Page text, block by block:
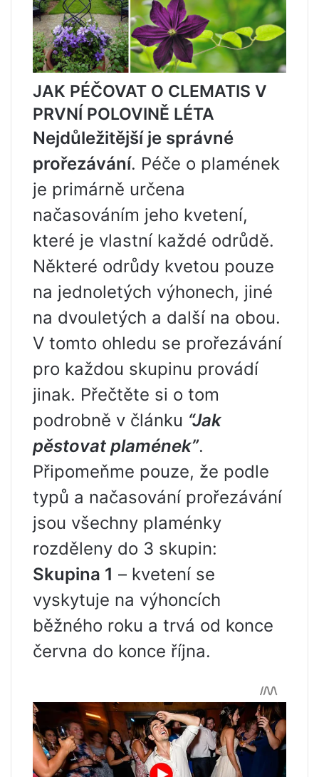
JAK PÉČOVAT O CLEMATIS V
PRVNÍ POLOVINĚ LÉTA
Nejdůležitější je správné
prořezávání. Péče o plamének
je primárně určena
načasováním jeho kvetení,
které je vlastní každé odrůdě.
Některé odrůdy kvetou pouze
na jednoletých výhonech, jiné
na dvouletých a další na obou.
V tomto ohledu se prořezávání
pro každou skupinu provádí
jinak. Přečtěte si o tom
podrobně v článku “Jak
pěstovat plamének”.
Připomeňme pouze, že podle
typů a načasování prořezávání
jsou všechny plaménky
rozděleny do 3 skupin:
Skupina 1 – kvetení se
vyskytuje na výhoncích
běžného roku a trvá od konce
června do konce října.